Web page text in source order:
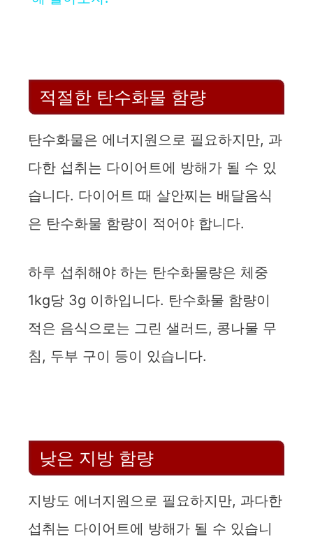
V
d
e
적절한 탄수화물 함량
탄수화물은 에너지원으로 필요하지만, 과
다한 섭취는 다이어트에 방해가 될 수 있
습니다. 다이어트 때 살안찌는 배달음식
은 탄수화물 함량이 적어야 합니다.
하루 섭취해야 하는 탄수화물량은 체중
1kg당 3g 이하입니다. 탄수화물 함량이
적은 음식으로는 그린 샐러드, 콩나물 무
침, 두부 구이 등이 있습니다.
낮은 지방 함량
지방도 에너지원으로 필요하지만, 과다한
섭취는 다이어트에 방해가 될 수 있습니